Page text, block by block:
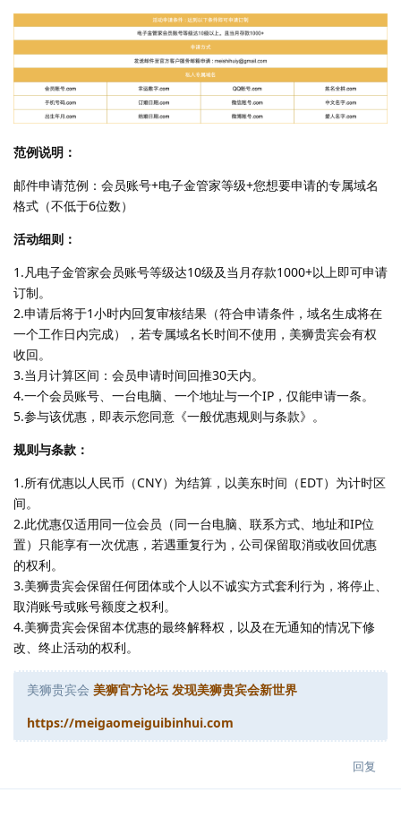
范例说明：
邮件申请范例：会员账号+电子金管家等级+您想要申请的专属域名
格式（不低于6位数）
活动细则：
1.凡电子金管家会员账号等级达10级及当月存款1000+以上即可申请
订制。
2.申请后将于1小时内回复审核结果（符合申请条件，域名生成将在
一个工作日内完成），若专属域名长时间不使用，美狮贵宾会有权
收回。
3.当月计算区间：会员申请时间回推30天内。
4.一个会员账号、一台电脑、一个地址与一个IP，仅能申请一条。
5.参与该优惠，即表示您同意《一般优惠规则与条款》。
规则与条款：
1.所有优惠以人民币（CNY）为结算，以美东时间（EDT）为计时区
间。
2.此优惠仅适用同一位会员（同一台电脑、联系方式、地址和IP位
置）只能享有一次优惠，若遇重复行为，公司保留取消或收回优惠
的权利。
3.美狮贵宾会保留任何团体或个人以不诚实方式套利行为，将停止、
取消账号或账号额度之权利。
4.美狮贵宾会保留本优惠的最终解释权，以及在无通知的情况下修
改、终止活动的权利。
美狮贵宾会 美狮官方论坛 发现美狮贵宾会新世界
https://meigaomeiguibinhui.com
回复